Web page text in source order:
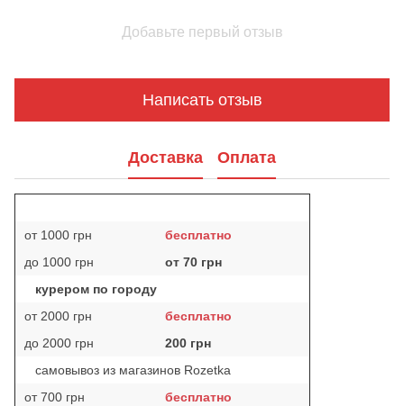
Добавьте первый отзыв
Написать отзыв
Доставка Оплата
от 1000 грн
бесплатно
до 1000 грн
от 70 грн
курером по городу
от 2000 грн
бесплатно
до 2000 грн
200 грн
самовывоз из магазинов Rozetka
от 700 грн
бесплатно